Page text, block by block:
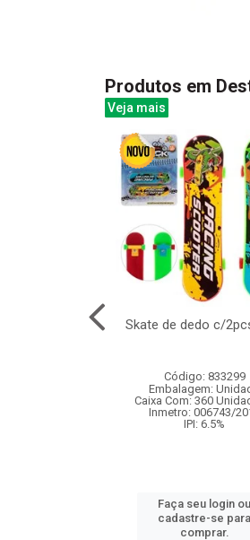
Produtos em
Veja mais
Skate de dedo c/
Código: 833299
Embalagem:
Caixa Com: 360
Inmetro: 006743/
IPI: 6.5%
Faça seu login ou
cadastre-se para
comprar.